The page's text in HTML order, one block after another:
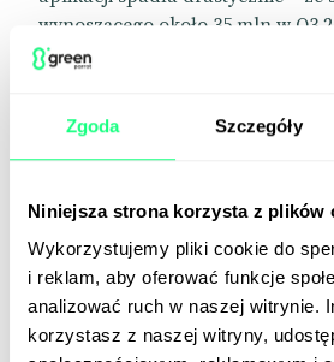
Zgoda Szczegóły
Niniejsza strona korzysta z plików
Wykorzystujemy pliki cookie do
i reklam, aby oferować funkcje
analizować ruch w naszej witrynie.
korzystasz z naszej witryny,
wynoszącego około 35 mln w
Q1.2024. Mimo spowolnienia
aplikacji minimum 6 razy w
możliwość ekspansji i monetyzacji.
z pokolenia Z, którzy są
nachalne przekazy reklamowe,
wprowadzenie ich na platformę,
najbardziej autentycznym
społecznościowym, może być